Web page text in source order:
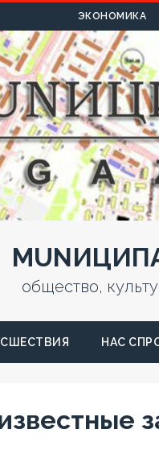
ЭКОНОМИКА
общество,
НАС